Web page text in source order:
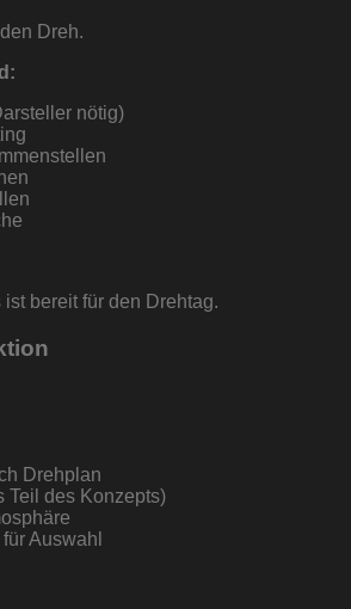
Dreh.
nötig)
ist bereit für den Drehtag.
Drehplan
Teil des Konzepts)
Auswahl